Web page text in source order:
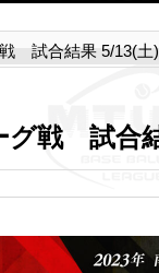
試合結果 5/13(土
グ戦 試合